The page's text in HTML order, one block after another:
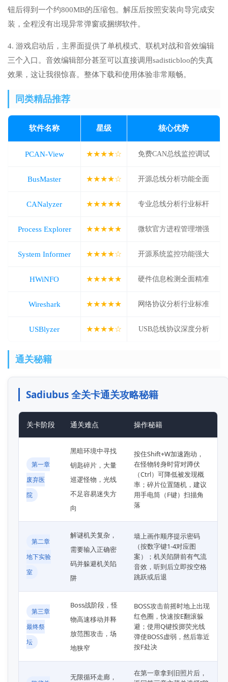
钮后得到一个约800MB的压缩包。解压后按照安装向导完成安
装，全程没有出现异常弹窗或捆绑软件。
4. 游戏启动后，主界面提供了单机模式、联机对战和音效编辑
三个入口。音效编辑部分甚至可以直接调用sadisticbloo的失真
效果，这让我很惊喜。整体下载和使用体验非常顺畅。
同类精品推荐
软件名称 星级 核心优势
PCAN-View ★★★★☆ 免费CAN总线监控调试
BusMaster ★★★★☆ 开源总线分析功能全面
CANalyzer ★★★★★ 专业总线分析行业标杆
Process Explorer ★★★★★ 微软官方进程管理增强
System Informer ★★★★☆ 开源系统监控功能强大
HWiNFO ★★★★★ 硬件信息检测全面精准
Wireshark ★★★★★ 网络协议分析行业标准
USBlyzer ★★★★☆ USB总线协议深度分析
通关秘籍
Sadiubus 全关卡通关攻略秘籍
关卡阶段 通关难点 操作秘籍
第一章
废弃医
院
黑暗环境中寻找
钥匙碎片，大量
巡逻怪物，光线
不足容易迷失方
向
按住Shift+W加速跑动，
在怪物转身时背对蹲伏
（Ctrl）可降低被发现概
率；碎片位置随机，建议
用手电筒（F键）扫描角
落
第二章
地下实验
室
解谜机关复杂，
需要输入正确密
码并躲避机关陷
阱
墙上画作顺序提示密码
（按数字键1-4对应图
案）；机关陷阱前有气流
音效，听到后立即按空格
跳跃或后退
第三章
最终祭
坛
Boss战阶段，怪
物高速移动并释
放范围攻击，场
地狭窄
BOSS攻击前摇时地上出现
红色圈，快速按E翻滚躲
避；使用Q键投掷荧光线
弹使BOSS虚弱，然后靠近
按F处决
无限循环走廊，
在第一章拿到旧照片后，